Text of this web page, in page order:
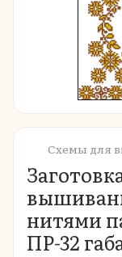
Схемы для
нитями
ПР-32